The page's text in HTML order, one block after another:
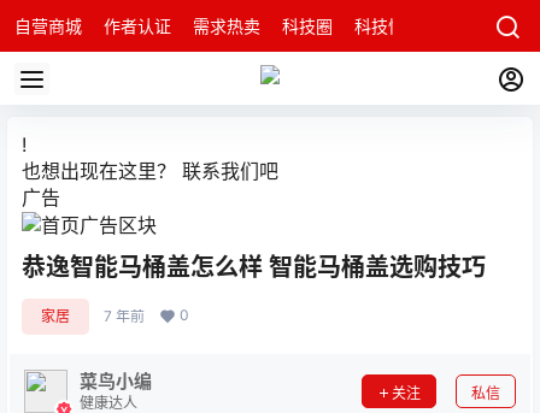
自营商城 作者认证 需求热卖 科技圈 科技快讯 智能科技问
!
也想出现在这里？ 联系我们吧
广告
恭逸智能马桶盖怎么样 智能马桶盖选购技巧
家居 7 年前 0
菜鸟小编
健康达人
关注 私信